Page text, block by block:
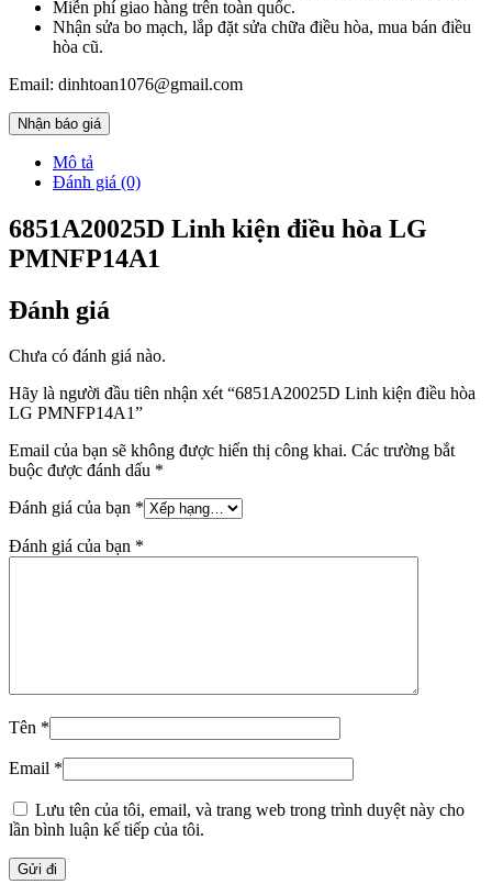
Miễn phí giao hàng trên toàn quốc.
Nhận sửa bo mạch, lắp đặt sửa chữa điều hòa, mua bán điều
hòa cũ.
Email: dinhtoan1076@gmail.com
Nhận báo giá
Mô tả
Đánh giá (0)
6851A20025D Linh kiện điều hòa LG
PMNFP14A1
Đánh giá
Chưa có đánh giá nào.
Hãy là người đầu tiên nhận xét “6851A20025D Linh kiện điều hòa
LG PMNFP14A1”
Email của bạn sẽ không được hiển thị công khai. Các trường bắt
buộc được đánh dấu *
Đánh giá của bạn *
Đánh giá của bạn *
Tên *
Email *
Lưu tên của tôi, email, và trang web trong trình duyệt này cho
lần bình luận kế tiếp của tôi.